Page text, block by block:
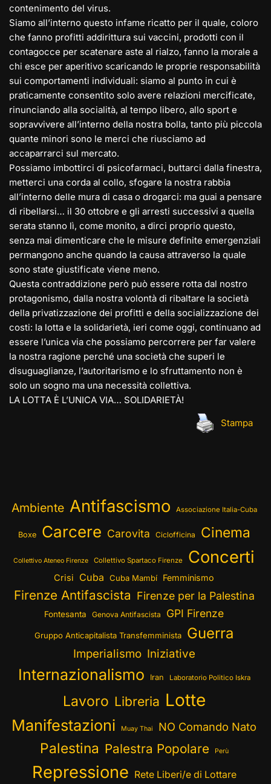
contenimento del virus.
Siamo all’interno questo infame ricatto per il quale, coloro
che fanno profitti addirittura sui vaccini, prodotti con il
contagocce per scatenare aste al rialzo, fanno la morale a
chi esce per aperitivo scaricando le proprie responsabilità
sui comportamenti individuali: siamo al punto in cui è
praticamente consentito solo avere relazioni mercificate,
rinunciando alla socialità, al tempo libero, allo sport e
sopravvivere all’interno della nostra bolla, tanto più piccola
quante minori sono le merci che riusciamo ad
accaparrarci sul mercato.
Possiamo imbottirci di psicofarmaci, buttarci dalla finestra,
metterci una corda al collo, sfogare la nostra rabbia
all’interno delle mura di casa o drogarci: ma guai a pensare
di ribellarsi… il 30 ottobre e gli arresti successivi a quella
serata stanno lì, come monito, a dirci proprio questo,
senza mai dimenticare che le misure definite emergenziali
permangono anche quando la causa attraverso la quale
sono state giustificate viene meno.
Questa contraddizione però può essere rotta dal nostro
protagonismo, dalla nostra volontà di ribaltare la società
della privatizzazione dei profitti e della socializzazione dei
costi: la lotta e la solidarietà, ieri come oggi, continuano ad
essere l’unica via che possiamo percorrere per far valere
la nostra ragione perché una società che superi le
disuguaglianze, l’autoritarismo e lo sfruttamento non è
solo un sogno ma una necessità collettiva.
LA LOTTA È L’UNICA VIA… SOLIDARIETÀ!
Stampa
Ambiente Antifascismo Associazione Italia-Cuba
Boxe Carcere Carovita Ciclofficina Cinema
Collettivo Ateneo Firenze Collettivo Spartaco Firenze Concerti
Crisi Cuba Cuba Mambí Femminismo
Firenze Antifascista Firenze per la Palestina
Fontesanta Genova Antifascista GPI Firenze
Gruppo Anticapitalista Transfemminista Guerra
Imperialismo Iniziative
Internazionalismo Iran Laboratorio Politico Iskra
Lavoro Libreria Lotte
Manifestazioni Muay Thai NO Comando Nato
Palestina Palestra Popolare Perù
Repressione Rete Liberi/e di Lottare